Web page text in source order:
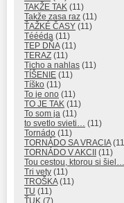
TAKŽE TAK (11)
Takže zasa raz (11)
ŤAŽKÉ ČASY (11)
Téééda (11)
TEP DŇA(11)
TERAZ (11)
Ticho a nahlas (11)
TÍŠENIE (11)
Tíško (11)
To je ono (11)
TO JE TAK (11)
To som ja (11)
to svetlo svieti… (11)
Tornádo (11)
TORNÁDO SA VRACIA
TORNÁDO V AKCII
(11)
Tou cestou, ktorou si šiel…
Tri vety (11)
TROŠKA(11)
TU (11)
ŤUK (7)